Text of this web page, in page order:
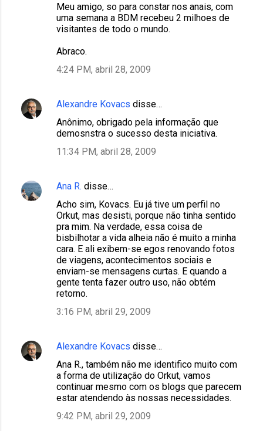
Meu amigo, so para constar nos anais, com
uma semana a BDM recebeu 2 milhoes de
visitantes de todo o mundo.
Abraco.
4:24 PM, abril 28, 2009
Alexandre Kovacs disse…
Anônimo, obrigado pela informação que
demosnstra o sucesso desta iniciativa.
11:34 PM, abril 28, 2009
Ana R. disse…
Acho sim, Kovacs. Eu já tive um perfil no
Orkut, mas desisti, porque não tinha sentido
pra mim. Na verdade, essa coisa de
bisbilhotar a vida alheia não é muito a minha
cara. E ali exibem-se egos renovando fotos
de viagens, acontecimentos sociais e
enviam-se mensagens curtas. E quando a
gente tenta fazer outro uso, não obtém
retorno.
3:16 PM, abril 29, 2009
Alexandre Kovacs disse…
Ana R., também não me identifico muito com
a forma de utilização do Orkut, vamos
continuar mesmo com os blogs que parecem
estar atendendo às nossas necessidades.
9:42 PM, abril 29, 2009